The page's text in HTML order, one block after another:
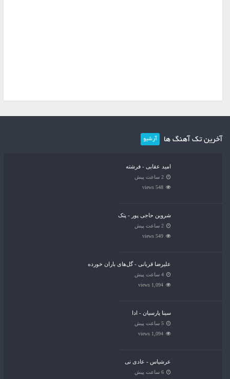
آخرین تک آهنگ ها آرشیو
امید عقابی - فرشته
2 ساعت پیش
548 views
شروین حاجی پور - پتک
2 ساعت پیش
549 views
علیرضا قربانی - گل‌های باران خورده
4 ساعت پیش
1,094 views
سینا پارسیان - ادا
5 ساعت پیش
1,094 views
عرشیاس - عادی نی
6 ساعت پیش